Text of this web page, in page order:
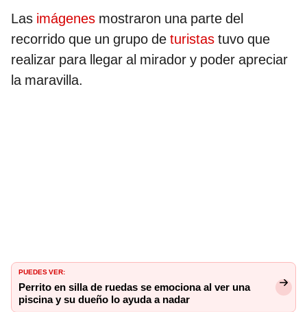
Las imágenes mostraron una parte del
recorrido que un grupo de turistas tuvo que
realizar para llegar al mirador y poder apreciar
la maravilla.
PUEDES VER:
Perrito en silla de ruedas se emociona al ver una
piscina y su dueño lo ayuda a nadar